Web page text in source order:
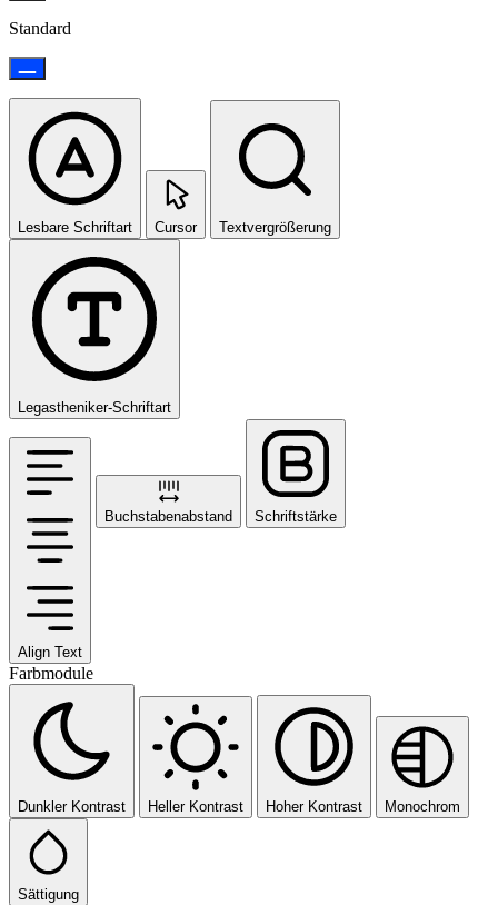
Standard
Lesbare Schriftart Cursor Textvergrößerung
Legastheniker-Schriftart
Align Text
Buchstabenabstand Schriftstärke
Farbmodule
Dunkler Kontrast Heller Kontrast Hoher Kontrast Monochrom
Sättigung